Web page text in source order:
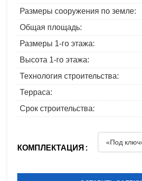
Размеры сооружения по земле:
Общая площадь:
Размеры 1-го этажа:
Высота 1-го этажа:
Технология строительства:
Терраса:
Срок строительства:
КОМПЛЕКТАЦИЯ